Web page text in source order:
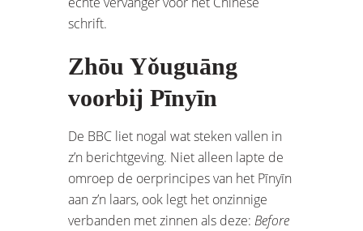
schrift.
Zhōu Yǒuguāng
voorbij Pīnyīn
De BBC liet nogal wat steken vallen in
z’n berichtgeving. Niet alleen lapte de
omroep de oerprincipes van het Pīnyīn
aan z’n laars, ook legt het onzinnige
verbanden met zinnen als deze: Before